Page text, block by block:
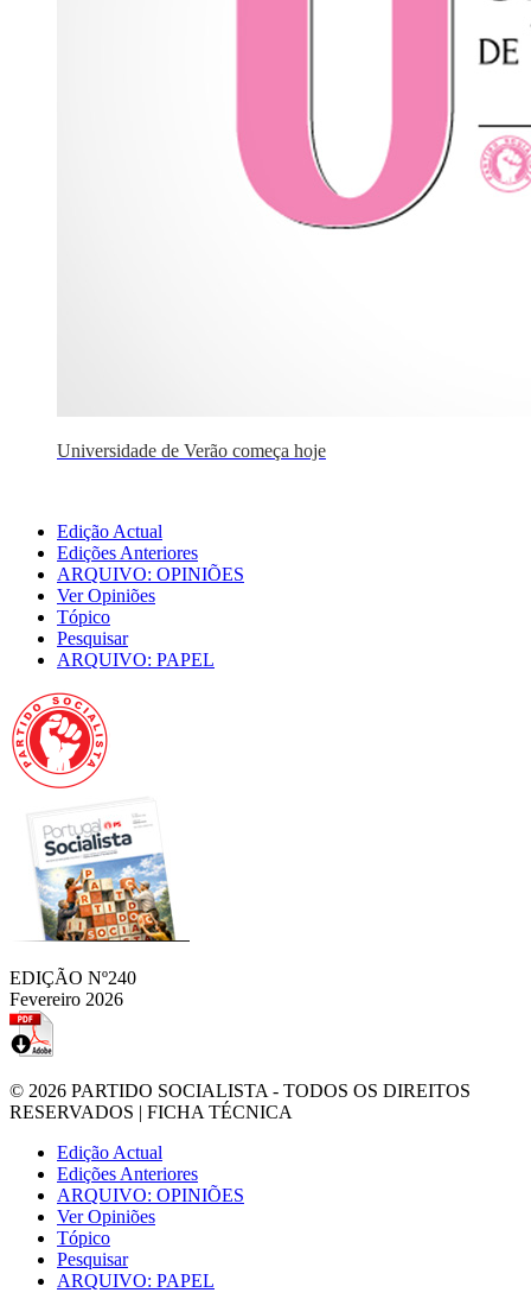
Universidade de Verão começa hoje
Edição Actual
Edições Anteriores
ARQUIVO: OPINIÕES
Ver Opiniões
Tópico
Pesquisar
ARQUIVO: PAPEL
EDIÇÃO Nº240
Fevereiro 2026
© 2026 PARTIDO SOCIALISTA - TODOS OS DIREITOS
RESERVADOS | FICHA TÉCNICA
Edição Actual
Edições Anteriores
ARQUIVO: OPINIÕES
Ver Opiniões
Tópico
Pesquisar
ARQUIVO: PAPEL